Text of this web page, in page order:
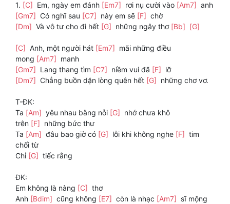
1. [C] Em, ngày em đánh [Em7] rơi nụ cười vào [Am7] anh
[Gm7] Có nghĩ sau [C7] này em sẽ [F] chờ
[Dm] Và vô tư cho đi hết [G] những ngây thơ [Bb] [G]
[C] Anh, một người hát [Em7] mãi những điều
mong [Am7] manh
[Gm7] Lang thang tìm [C7] niềm vui đã [F] lỡ
[Dm7] Chẳng buồn dặn lòng quên hết [G] những chơ vơ.
T-ĐK:
Ta [Am] yêu nhau bằng nỗi [G] nhớ chưa khô
trên [F] những bức thư
Ta [Am] đâu bao giờ có [G] lỗi khi không nghe [F] tim
chối từ
Chỉ [G] tiếc rằng
ĐK:
Em không là nàng [C] thơ
Anh [Bdim] cũng không [E7] còn là nhạc [Am7] sĩ mộng